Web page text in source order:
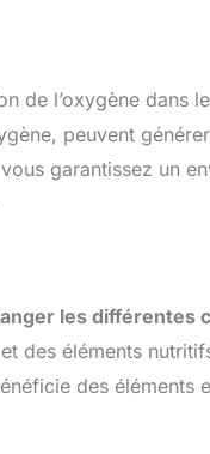
de l’oxygène dans
peuvent
garantissez un
les différentes
des éléments
des éléments